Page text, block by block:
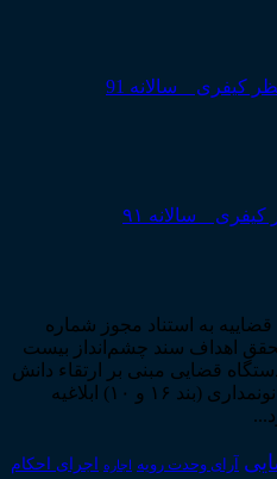
_ سالانه ۹۱
به استناد مجوز شماره
در راستای تحقق اهداف سند چشم‌انداز بیست
قضایی مبنی بر ارتقاء دانش
حقوقی جامعه و ترویج فرهنگ قانونمداری (بند ۱۶ و ۱۰) ابلاغیه
آرای وحدت رویه اجاره اجرای احکام